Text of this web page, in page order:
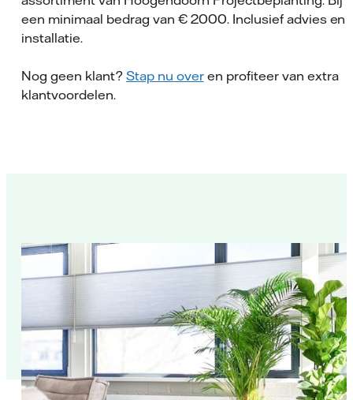
een minimaal bedrag van € 2000. Inclusief advies en
installatie.
Nog geen klant? Stap nu overen profiteer van extra
klantvoordelen.